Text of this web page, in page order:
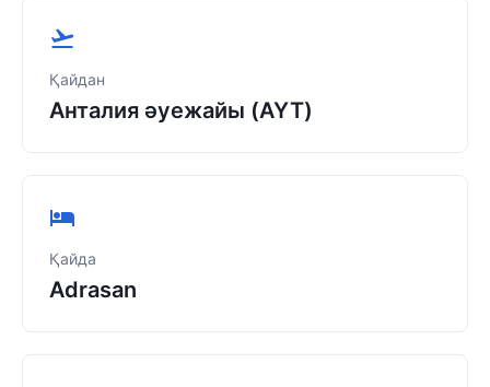
Қайдан
Анталия әуежайы (AYT)
Қайда
Adrasan